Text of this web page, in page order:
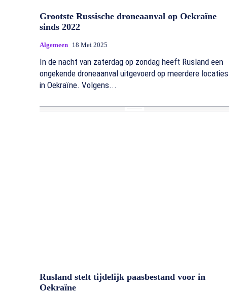
Grootste Russische droneaanval op Oekraïne
sinds 2022
Algemeen 18 Mei 2025
In de nacht van zaterdag op zondag heeft Rusland een
ongekende droneaanval uitgevoerd op meerdere locaties
in Oekraïne. Volgens...
Rusland stelt tijdelijk paasbestand voor in
Oekraïne